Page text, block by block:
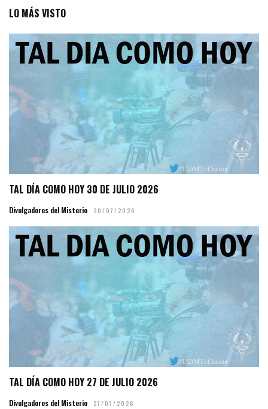
LO MÁS VISTO
TAL DÍA COMO HOY 30 DE JULIO 2026
Divulgadores del Misterio 30/07/2026
TAL DÍA COMO HOY 27 DE JULIO 2026
Divulgadores del Misterio 27/07/2026